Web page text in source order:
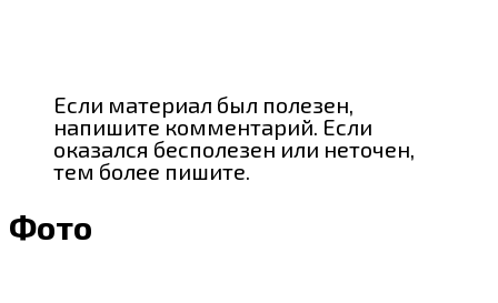
Если материал был полезен,
напишите комментарий. Если
оказался бесполезен или неточен,
тем более пишите.
Фото